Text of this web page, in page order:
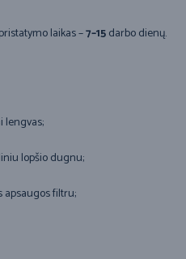
laikas –7–15darbo dienų.
lengvas;
lopšio dugnu;
apsaugos filtru;